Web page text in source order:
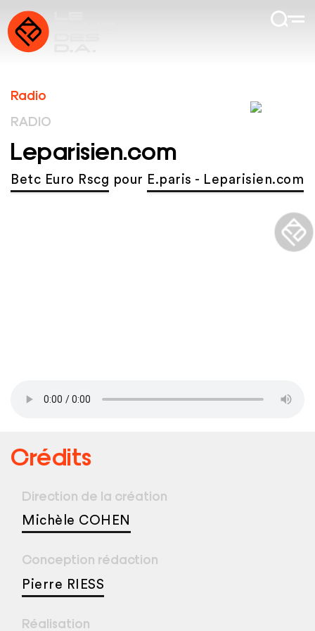
Radio
RADIO
Leparisien.com
Betc Euro Rscg pour E.paris - Leparisien.com
Crédits
Direction de la création
Michèle COHEN
Conception rédaction
Pierre RIESS
Réalisation